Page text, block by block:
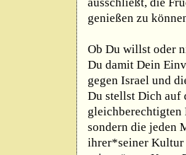
genießen zu
Ob Du willst oder
Du damit Dein
gegen Israel und
Du stellst Dich auf
gleichberechtigten
sondern die jeden
ihrer*seiner Kultur